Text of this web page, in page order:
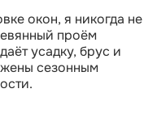
окон, я никогда не
проём
усадку, брус и
сезонным